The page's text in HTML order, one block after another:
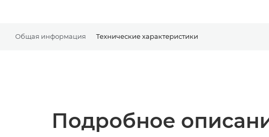
Общая информация Технические характеристики
Подробное